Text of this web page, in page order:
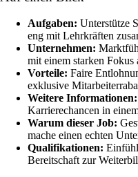
Aufgaben: Unterstütze
eng mit Lehrkräften
Unternehmen:
mit einem starken
Vorteile: Faire
exklusive
Weitere Informationen:
Karrierechancen in
Warum dieser Job:
mache einen echten
Qualifikationen:
Bereitschaft zur